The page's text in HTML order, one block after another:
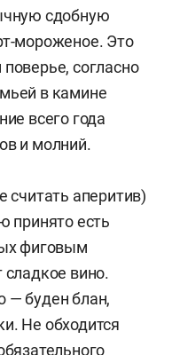
сдобную
мороженое. Это
согласно
в камине
всего года
и молний.
считать аперитив)
принято есть
фиговым
вино.
— буден блан,
Не обходится